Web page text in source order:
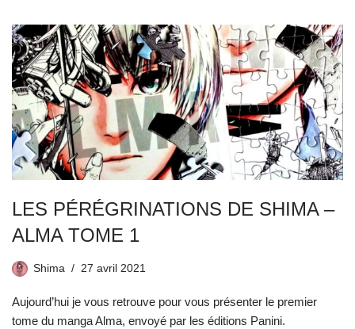
LES PÉRÉGRINATIONS DE SHIMA –
ALMA TOME 1
Shima 27 avril 2021
Aujourd’hui je vous retrouve pour vous présenter le premier
tome du manga Alma, envoyé par les éditions Panini.